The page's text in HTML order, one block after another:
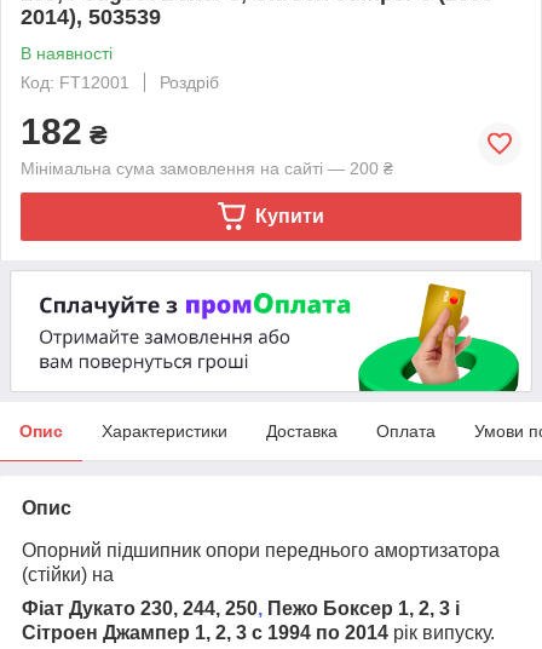
2014), 503539
В наявності
Код: FT12001
Роздріб
182 ₴
Мінімальна сума замовлення на сайті — 200 ₴
Купити
Опис Характеристики Доставка Оплата Умови
Опис
Опорний підшипник опори переднього амортизатора
(стійки) на
Фіат Дукато 230, 244, 250, Пежо Боксер 1, 2, 3 і
Сітроен Джампер 1, 2, 3 с 1994 по 2014 рік випуску.